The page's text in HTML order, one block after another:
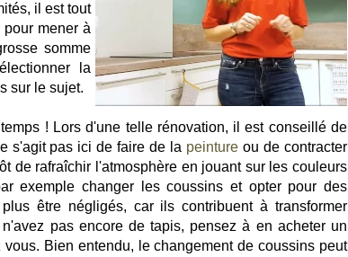
il est tout
mener à
somme
la
sur le sujet.
! Lors d'une telle rénovation, il est conseillé de
s'agit pas ici de faire de la peinture ou de contracter
de rafraîchir l'atmosphère en jouant sur les couleurs
exemple changer les coussins et opter pour des
être négligés, car ils contribuent à transformer
pas encore de tapis, pensez à en acheter un
Bien entendu, le changement de coussins peut